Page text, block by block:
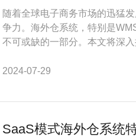
随着全球电子商务市场的迅猛
争力。海外仓系统，特别是
不可或缺的一部分。本文将深
2024-07-29
SaaS模式海外仓系统